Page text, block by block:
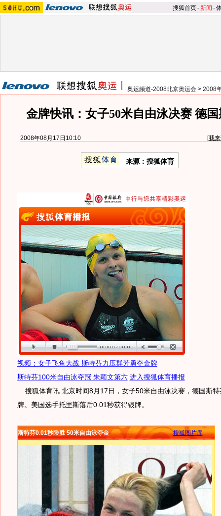
搜狐首页-新闻 -
奥运频道-2008北京奥运会 > 2008
金牌快讯：女子50米自由泳决赛 德
2008年08月17日10:10 [我
来源：搜狐体育
视频：女子飞鱼大战 斯特芬力压群芳勇夺金牌
斯特芬100米自由泳夺冠 朱颖文第六 进入搜狐体育播报
搜狐体育讯 北京时间8月17日，女子50米自由泳决赛，德国斯
牌。美国选手托里斯落后0.01秒获得银牌。
斯特芬0.01秒险胜 50米自由泳夺金 搜狐图片库